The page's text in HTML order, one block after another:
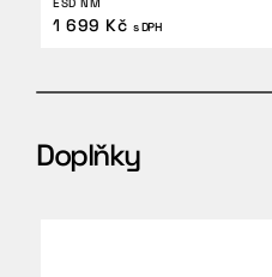
1 699 Kč s DPH
Doplňky